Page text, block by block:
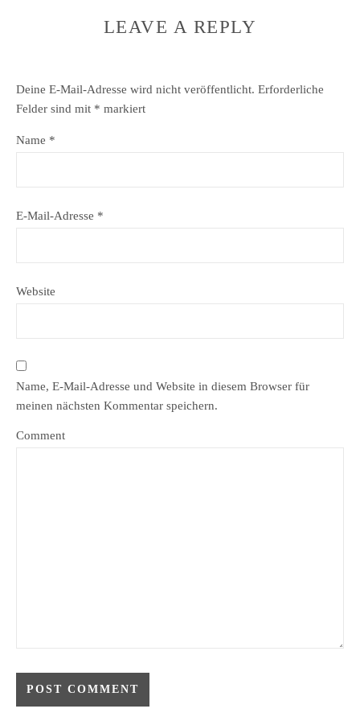
LEAVE A REPLY
Deine E-Mail-Adresse wird nicht veröffentlicht. Erforderliche
Felder sind mit * markiert
Name *
E-Mail-Adresse *
Website
Name, E-Mail-Adresse und Website in diesem Browser für
meinen nächsten Kommentar speichern.
Comment